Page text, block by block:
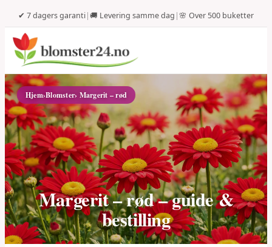
✔ 7 dagers garanti|🚚 Levering samme dag |🌸 Over 500 buketter
Hjem›Blomster› Margerit – rød
Margerit – rød – guide &
bestilling